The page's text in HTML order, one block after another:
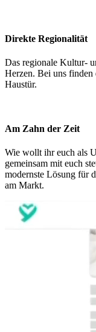
Direkte Regionalität
Das regionale Kultur-
Herzen. Bei uns
Haustür.
Am Zahn der Zeit
Wie wollt ihr euch als
gemeinsam mit euch
modernste Lösung für
am Markt.